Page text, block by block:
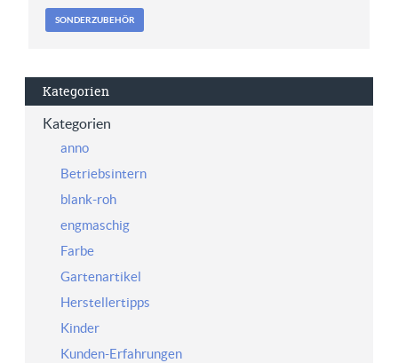
SONDERZUBEHÖR
Kategorien
Kategorien
anno
Betriebsintern
blank-roh
engmaschig
Farbe
Gartenartikel
Herstellertipps
Kinder
Kunden-Erfahrungen